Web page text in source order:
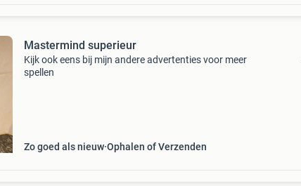
Mastermind superieur
Kijk ook eens bij mijn andere advertenties voor meer
spellen
Zo goed als nieuw Ophalen of Verzenden